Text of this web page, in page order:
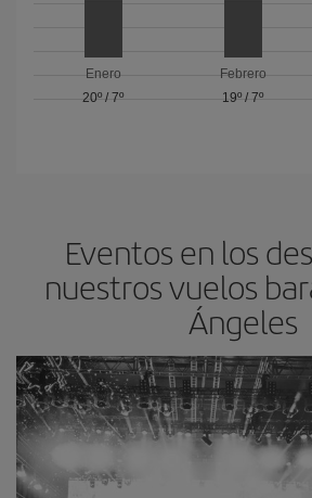
Enero
20º /7º
Febrero
19º / 7º
Eventos en los
nuestros vuelos
Ángeles